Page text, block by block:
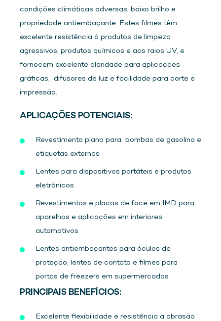
condições climáticas adversas, baixo brilho e
propriedade antiembaçante. Estes filmes têm
excelente resistência à produtos de limpeza
agressivos, produtos químicos e aos raios UV, e
fornecem excelente claridade para aplicações
gráficas, difusores de luz e facilidade para corte e
impressão.
APLICAÇÕES POTENCIAIS:
Revestimento plano para bombas de gasolina e
etiquetas externas
Lentes para dispositivos portáteis e produtos
eletrônicos
Revestimentos e placas de face em IMD para
aparelhos e aplicações em interiores
automotivos
Lentes antiembaçantes para óculos de
proteção, lentes de contato e filmes para
portas de freezers em supermercados
PRINCIPAIS BENEFÍCIOS:
Excelente flexibilidade e resistência à abrasão